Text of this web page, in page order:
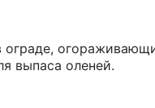
ограде,
выпаса оленей.